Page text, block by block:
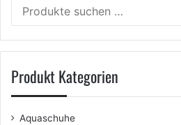
nach:
Produkt Kategorien
Aquaschuhe